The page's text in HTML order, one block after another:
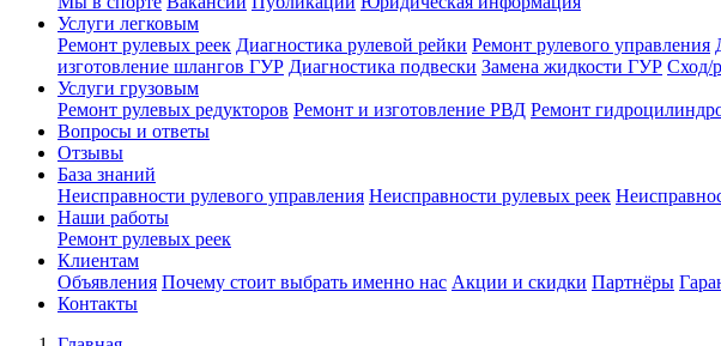
Услуги легковым(current)
Ремонт рулевых реек Диагностика рулевой рейки Ремонт рулевого управления
изготовление шлангов ГУР Диагностика подвески Замена жидкости ГУР Сход/
Услуги грузовым
Ремонт рулевых редукторов Ремонт и изготовление РВД Ремонт
Вопросы и ответы
Отзывы
База знаний
Неисправности рулевого управления Неисправности рулевых реек
Наши работы
Ремонт рулевых реек
Клиентам
Объявления Почему стоит выбрать именно нас Акции и скидки Партнёры
Контакты